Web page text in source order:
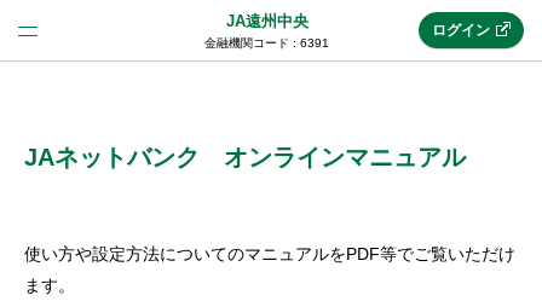
JA遠州中央
金融機関コード : 6391
(法人JAネットバンク)
ログイン
JAネットバンク オンラインマニュアル
使い方や設定方法についてのマニュアルをPDF等でご覧いただけ
ます。